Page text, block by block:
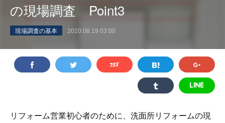
の現場調査 Point3
現場調査の基本 2020.08.19 03:00
リフォーム営業初心者のために、洗面所リフォームの現